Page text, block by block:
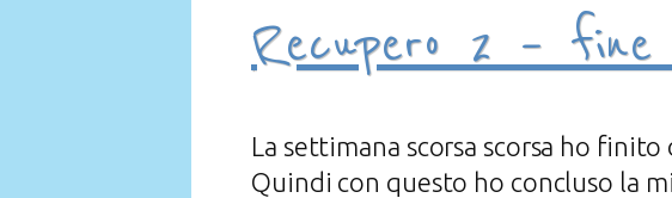
Recupero 2 –
La settimana scorsa scorsa ho
Quindi con questo ho concluso la